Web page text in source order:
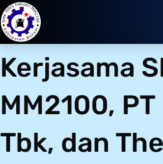
Kerjasama
MM2100,
Tbk, dan